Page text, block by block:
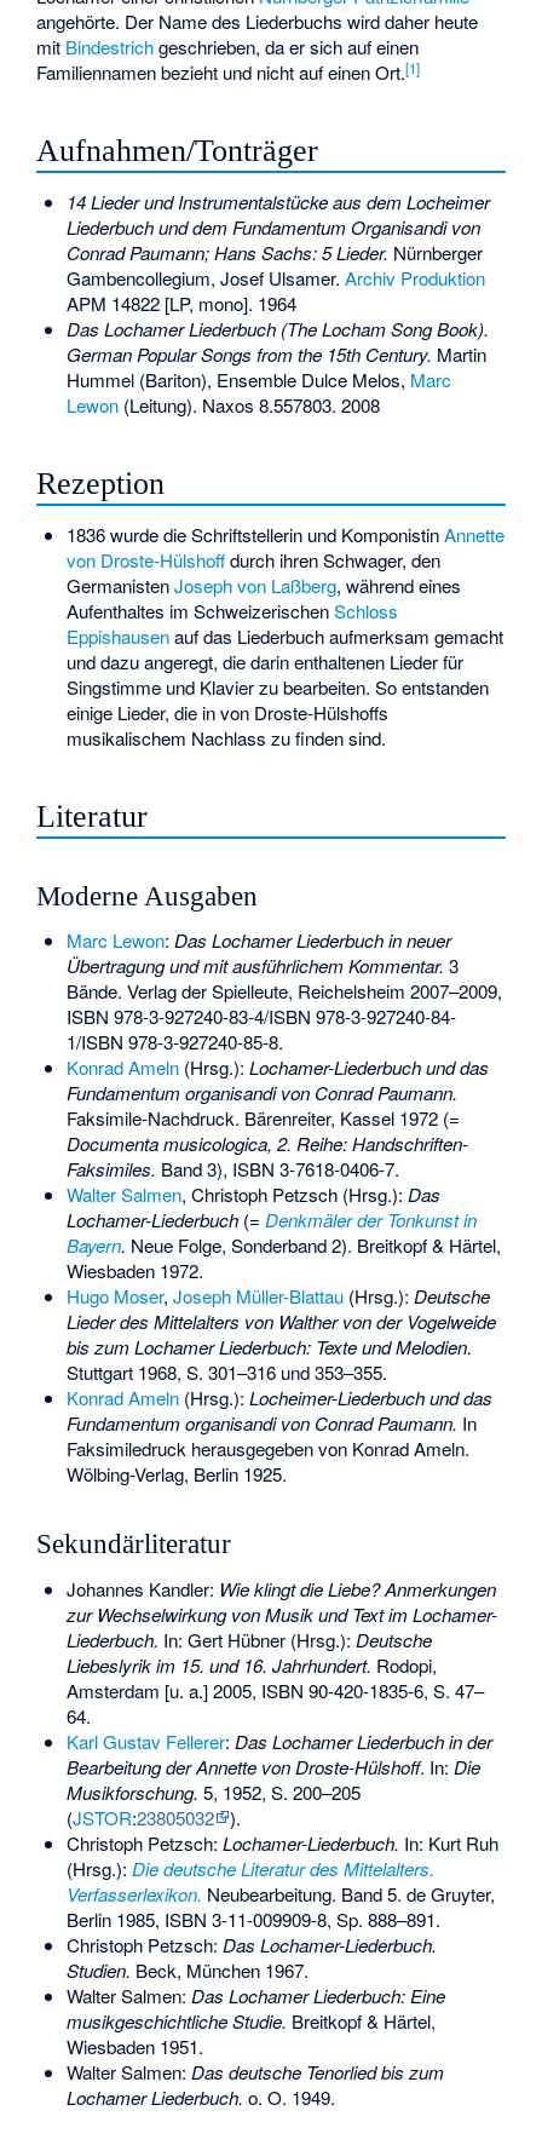
angehörte. Der Name des Liederbuchs wird daher heute
mit Bindestrichgeschrieben, da er sich auf einen
Familiennamen bezieht und nicht auf einen Ort.[1]
Aufnahmen/Tonträger
14 Lieder und Instrumentalstücke aus dem Locheimer
Liederbuch und dem Fundamentum Organisandi von
Conrad Paumann; Hans Sachs: 5 Lieder. Nürnberger
Gambencollegium, Josef Ulsamer. Archiv Produktion
APM 14822 [LP, mono]. 1964
Das Lochamer Liederbuch (The Locham Song Book).
German Popular Songs from the 15th Century. Martin
Hummel (Bariton), Ensemble Dulce Melos, Marc
Lewon(Leitung). Naxos 8.557803. 2008
Rezeption
1836 wurde die Schriftstellerin und KomponistinAnnette
von Droste-Hülshoffdurch ihren Schwager, den
GermanistenJoseph von Laßberg, während eines
Aufenthaltes im SchweizerischenSchloss
Eppishausenauf das Liederbuch aufmerksam gemacht
und dazu angeregt, die darin enthaltenen Lieder für
Singstimme und Klavier zu bearbeiten. So entstanden
einige Lieder, die in von Droste-Hülshoffs
musikalischem Nachlass zu finden sind.
Literatur
Moderne Ausgaben
Marc Lewon: Das Lochamer Liederbuch in neuer
Übertragung und mit ausführlichem Kommentar. 3
Bände. Verlag der Spielleute, Reichelsheim 2007–2009,
ISBN 978-3-927240-83-4/ISBN 978-3-927240-84-
1/ISBN 978-3-927240-85-8.
Konrad Ameln(Hrsg.): Lochamer-Liederbuch und das
Fundamentum organisandi von Conrad Paumann.
Faksimile-Nachdruck. Bärenreiter, Kassel 1972 (=
Documenta musicologica, 2. Reihe: Handschriften-
Faksimiles. Band 3), ISBN 3-7618-0406-7.
Walter Salmen, Christoph Petzsch (Hrsg.): Das
Lochamer-Liederbuch(= Denkmäler der Tonkunst in
Bayern. Neue Folge, Sonderband 2). Breitkopf & Härtel,
Wiesbaden 1972.
Hugo Moser, Joseph Müller-Blattau(Hrsg.): Deutsche
Lieder des Mittelalters von Walther von der Vogelweide
bis zum Lochamer Liederbuch: Texte und Melodien.
Stuttgart 1968, S. 301–316 und 353–355.
Konrad Ameln(Hrsg.): Locheimer-Liederbuch und das
Fundamentum organisandi von Conrad Paumann. In
Faksimiledruck herausgegeben von Konrad Ameln.
Wölbing-Verlag, Berlin 1925.
Sekundärliteratur
Johannes Kandler: Wie klingt die Liebe? Anmerkungen
zur Wechselwirkung von Musik und Text im Lochamer-
Liederbuch. In: Gert Hübner (Hrsg.): Deutsche
Liebeslyrik im 15. und 16. Jahrhundert. Rodopi,
Amsterdam [u. a.] 2005, ISBN 90-420-1835-6, S. 47–
64.
Karl Gustav Fellerer: Das Lochamer Liederbuch in der
Bearbeitung der Annette von Droste-Hülshoff. In: Die
Musikforschung. 5, 1952, S. 200–205
(JSTOR:23805032
).
Christoph Petzsch: Lochamer-Liederbuch. In: Kurt Ruh
(Hrsg.): Die deutsche Literatur des Mittelalters.
Verfasserlexikon. Neubearbeitung. Band 5. de Gruyter,
Berlin 1985, ISBN 3-11-009909-8, Sp. 888–891.
Christoph Petzsch: Das Lochamer-Liederbuch.
Studien. Beck, München 1967.
Walter Salmen: Das Lochamer Liederbuch: Eine
musikgeschichtliche Studie. Breitkopf & Härtel,
Wiesbaden 1951.
Walter Salmen: Das deutsche Tenorlied bis zum
Lochamer Liederbuch. o. O. 1949.